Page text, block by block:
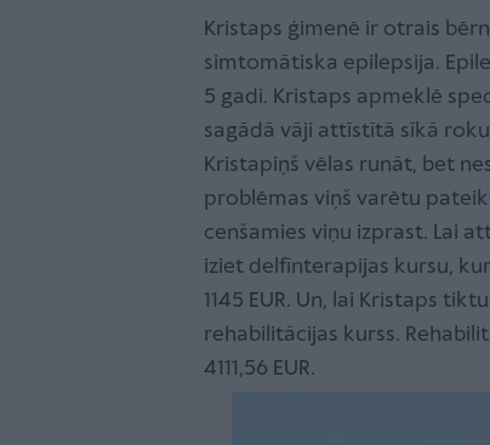
Kristaps ģimenē ir otrais
simtomātiska epilepsija.
5 gadi. Kristaps apmeklē
sagādā vāji attīstītā sīkā
Kristapiņš vēlas runāt, bet
problēmas viņš varētu
cenšamies viņu izprast. Lai
iziet delfīnterapijas kursu,
1145 EUR. Un, lai Kristaps
rehabilitācijas kurss.
4111,56 EUR.